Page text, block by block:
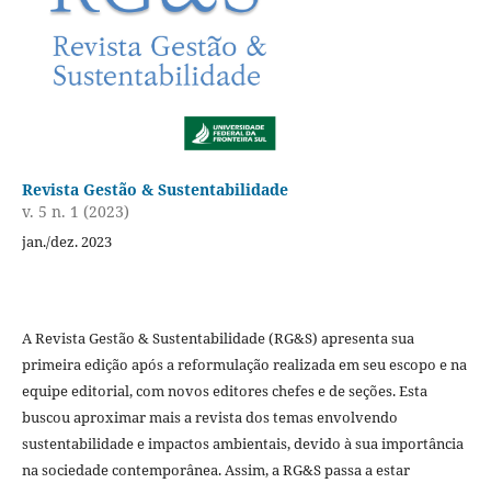
Revista Gestão & Sustentabilidade
v. 5 n. 1 (2023)
jan./dez. 2023
A Revista Gestão & Sustentabilidade (RG&S) apresenta sua
primeira edição após a reformulação realizada em seu escopo e na
equipe editorial, com novos editores chefes e de seções. Esta
buscou aproximar mais a revista dos temas envolvendo
sustentabilidade e impactos ambientais, devido à sua importância
na sociedade contemporânea. Assim, a RG&S passa a estar